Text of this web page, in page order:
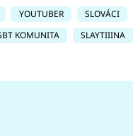
YOUTUBER SLOVÁCI
KOMUNITA SLAYTIIINA